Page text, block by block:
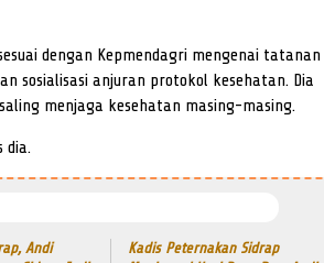
dengan Kepmendagri mengenai tatanan
sosialisasi anjuran protokol kesehatan. Dia
menjaga kesehatan masing-masing.
dia.
Andi
Kadis Peternakan Sidrap